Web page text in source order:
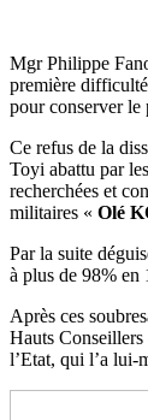
Mgr Philippe
première
pour conserver le
Ce refus de la
Toyi abattu par
recherchées et
militaires « Olé
Par la suite
à plus de 98% en
Après ces
Hauts
l’Etat, qui l’a lui-